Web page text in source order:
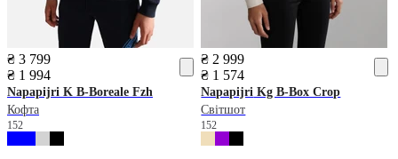
₴ 3 799
₴ 1 994
Napapijri K B-Boreale Fzh
Кофта
152
₴ 2 999
₴ 1 574
Napapijri Kg B-Box Crop
Світшот
152